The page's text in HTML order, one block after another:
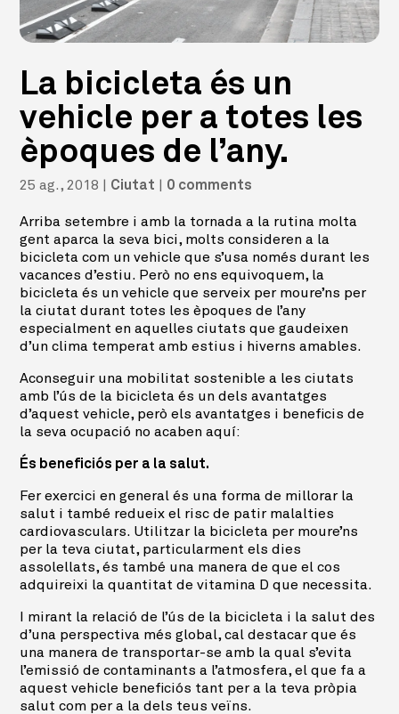
La bicicleta és un
vehicle per a totes les
èpoques de l’any.
25 ag., 2018 | Ciutat | 0 comments
Arriba setembre i amb la tornada a la rutina molta
gent aparca la seva bici, molts consideren a la
bicicleta com un vehicle que s’usa només durant les
vacances d’estiu. Però no ens equivoquem, la
bicicleta és un vehicle que serveix per moure’ns per
la ciutat durant totes les èpoques de l’any
especialment en aquelles ciutats que gaudeixen
d’un clima temperat amb estius i hiverns amables.
Aconseguir una mobilitat sostenible a les ciutats
amb l’ús de la bicicleta és un dels avantatges
d’aquest vehicle, però els avantatges i beneficis de
la seva ocupació no acaben aquí:
És beneficiós per a la salut.
Fer exercici en general és una forma de millorar la
salut i també redueix el risc de patir malalties
cardiovasculars. Utilitzar la bicicleta per moure’ns
per la teva ciutat, particularment els dies
assolellats, és també una manera de que el cos
adquireixi la quantitat de vitamina D que necessita.
I mirant la relació de l’ús de la bicicleta i la salut des
d’una perspectiva més global, cal destacar que és
una manera de transportar-se amb la qual s’evita
l’emissió de contaminants a l’atmosfera, el que fa a
aquest vehicle beneficiós tant per a la teva pròpia
salut com per a la dels teus veïns.